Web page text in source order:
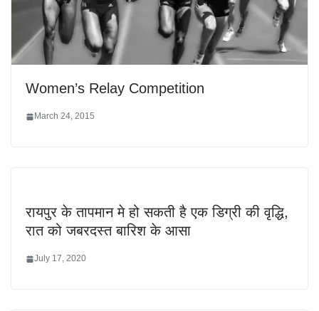
Women’s Relay Competition
March 24, 2015
रायपुर के तापमान मे हो सकती है एक डिग्री की वृद्धि,
रात को जबरदस्त बारिश के आसा
July 17, 2020